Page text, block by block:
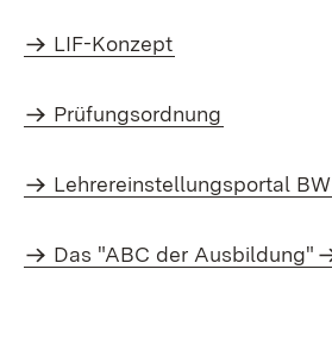
LIF-Konzept
Prüfungsordnung
Lehrereinstellungsportal BW
Das "ABC der Ausbildung"